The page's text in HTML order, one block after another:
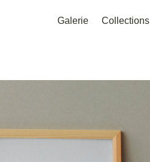
Galerie Collections